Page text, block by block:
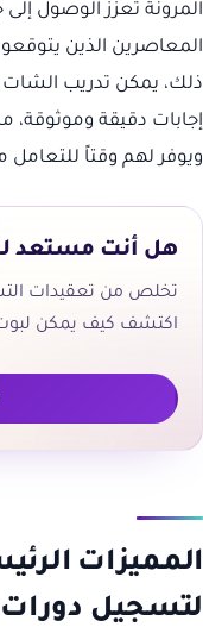
المرونة تعزز الوصول
المعاصرين الذين
ذلك، يمكن تدريب
إجابات دقيقة
ويوفر لهم وقتاً للتعامل
هل أنت مستعد
تخلص من تعقيدات
اكتشف كيف يمكن لبوت
لتسجيل دورات